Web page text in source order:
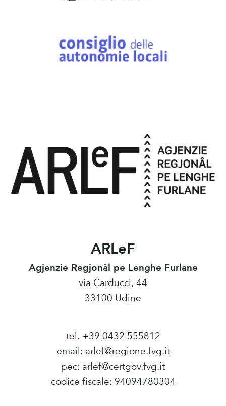
ARLeF
Agjenzie Regjonâl pe Lenghe Furlane
via Carducci, 44
33100 Udine
tel. +39 0432 555812
email: arlef@regione.fvg.it
pec: arlef@certgov.fvg.it
codice fiscale: 94094780304